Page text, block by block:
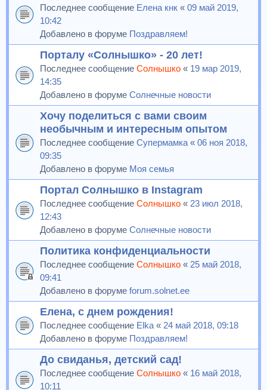
Последнее сообщение Елена кнк « 09 май 2019,
10:42
Добавлено в форуме Поздравляем!
Порталу «Солнышко» - 20 лет!
Последнее сообщение Солнышко « 19 мар 2019,
14:35
Добавлено в форуме Солнечные новости
Хочу поделиться с вами своим
необычным и интересным опытом
Последнее сообщение Супермамка « 06 ноя 2018,
09:35
Добавлено в форуме Моя семья
Портал Солнышко в Instagram
Последнее сообщение Солнышко « 23 июл 2018,
12:43
Добавлено в форуме Солнечные новости
Политика конфиденциальности
Последнее сообщение Солнышко « 25 май 2018,
09:41
Добавлено в форуме forum.solnet.ee
Елена, с днем рождения!
Последнее сообщение Elka « 24 май 2018, 09:18
Добавлено в форуме Поздравляем!
До свиданья, детский сад!
Последнее сообщение Солнышко « 16 май 2018,
10:11